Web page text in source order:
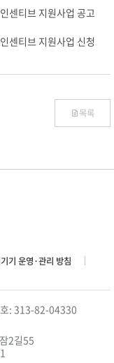
센티브 지원사업 공고
센티브 지원사업 신청
목록
기 운영·관리 방침
: 313-82-04330
2길55